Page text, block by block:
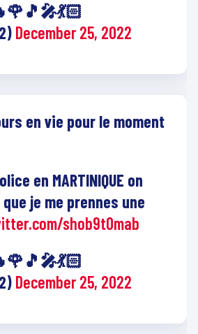
December 25, 2022
en vie pour le moment
en MARTINIQUE on
je me prennes une
shob9tOmab
December 25, 2022